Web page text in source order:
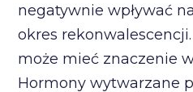
negatywnie wpływać
okres
może mieć znaczenie
Hormony wytwarzane